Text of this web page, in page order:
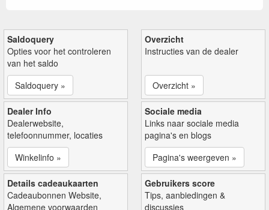
Saldoquery
Opties voor het controleren
van het saldo
Saldoquery »
Overzicht
Instructies van de dealer
Overzicht »
Dealer Info
Dealerwebsite,
telefoonnummer, locaties
Winkelinfo »
Sociale media
Links naar sociale media
pagina's en blogs
Pagina's weergeven »
Details cadeaukaarten
Cadeaubonnen Website,
Algemene voorwaarden
Gebruikers score
Tips, aanbiedingen &
discussies